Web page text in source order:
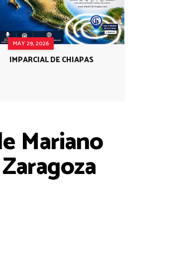
MAY 29, 2026
IMPARCIAL DE CHIAPAS
Mariano